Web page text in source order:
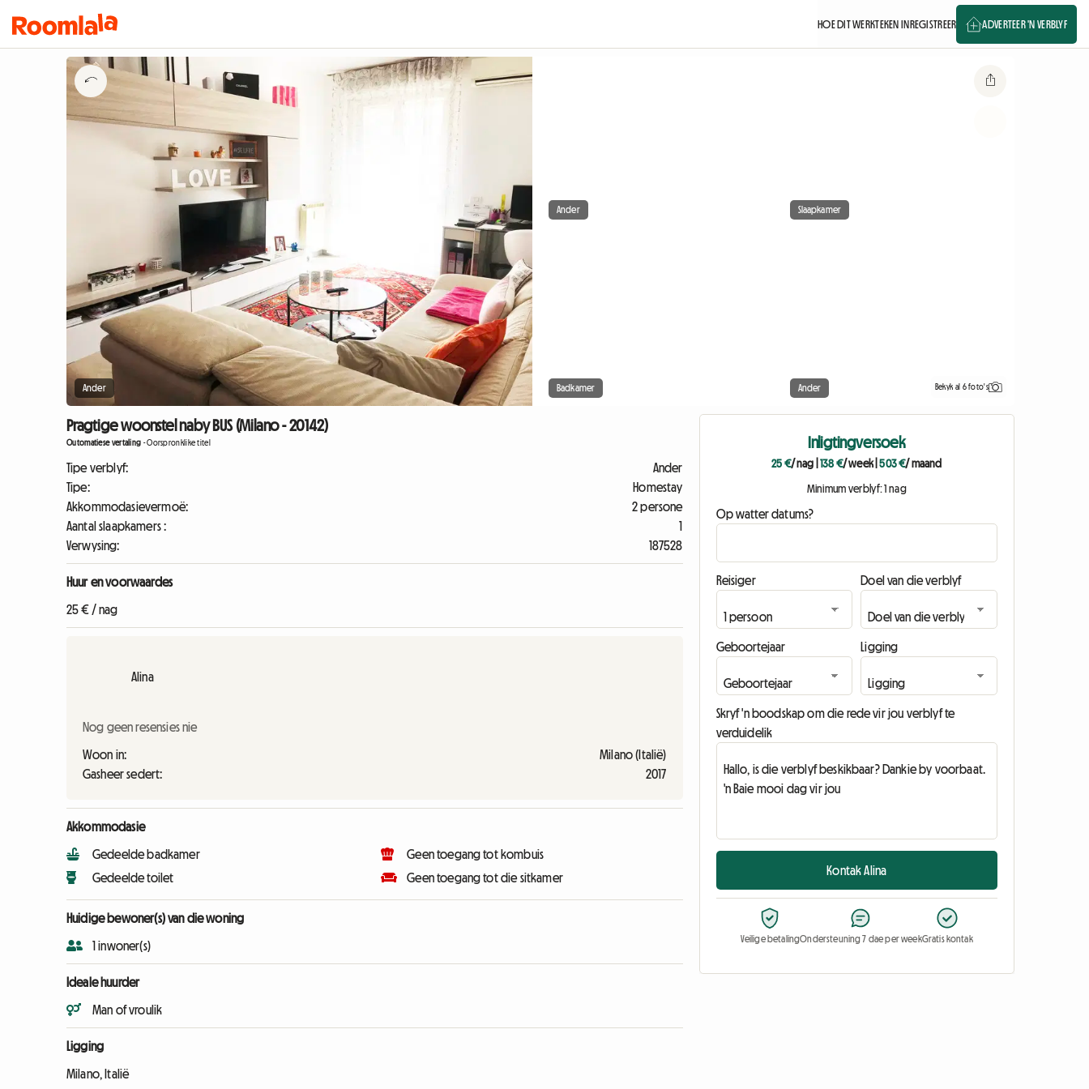
HOE DIT WERKTEKEN INREGISTREER ADVERTEER 'N VERBLYF
Ander
Ander Slaapkamer
Badkamer Ander Bekyk al 6 foto's
Pragtige woonstel naby BUS (Milano - 20142)
Outomatiese vertaling -Oorspronklike titel
Tipe verblyf:
Ander
Tipe:
Homestay
Akkommodasievermoë:
2 persone
Aantal slaapkamers :
1
Verwysing:
187528
Huur en voorwaardes
25 € / nag
Alina
Nog geen resensies nie
Woon in:
Milano (Italië)
Gasheer sedert:
2017
Akkommodasie
Gedeelde badkamer
Gedeelde toilet
Geen toegang tot kombuis
Geen toegang tot die sitkamer
Huidige bewoner(s) van die woning
1 inwoner(s)
Ideale huurder
Man of vroulik
Ligging
Milano, Italië
Inligtingversoek
25 €/ nag |138 €/ week|503 €/ maand
Minimum verblyf: 1 nag
Op watter datums?
Reisiger Doel van die verblyf
Geboortejaar Ligging
Skryf 'n boodskap om die rede vir jou verblyf te
verduidelik
Kontak Alina
Veilige betalingOndersteuning 7 dae per weekGratis kontak